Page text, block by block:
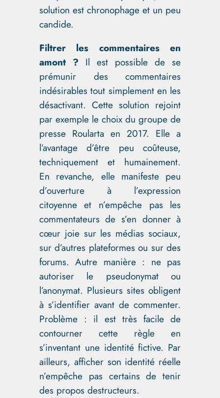
solution est chronophage et un peu
candide.
Filtrer les commentaires en
amont ? Il est possible de se
prémunir des commentaires
indésirables tout simplement en les
désactivant. Cette solution rejoint
par exemple le choix du groupe de
presse Roularta en 2017. Elle a
l’avantage d’être peu coûteuse,
techniquement et humainement.
En revanche, elle manifeste peu
d’ouverture à l’expression
citoyenne et n’empêche pas les
commentateurs de s’en donner à
cœur joie sur les médias sociaux,
sur d’autres plateformes ou sur des
forums. Autre manière : ne pas
autoriser le pseudonymat ou
l’anonymat. Plusieurs sites obligent
à s’identifier avant de commenter.
Problème : il est très facile de
contourner cette règle en
s’inventant une identité fictive. Par
ailleurs, afficher son identité réelle
n’empêche pas certains de tenir
des propos destructeurs.